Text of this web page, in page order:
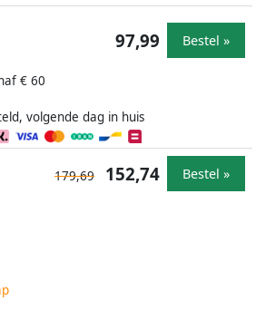
€ 60
volgende dag in huis
97,99 Bestel »
179,69 152,74 Bestel »